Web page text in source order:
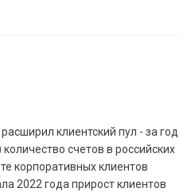
клиентский пул - за год
счетов в российских
корпоративных клиентов
2022 года прирост клиентов